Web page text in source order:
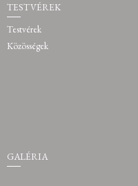
TESTVÉREK
Testvérek
Közösségek
GALÉRIA